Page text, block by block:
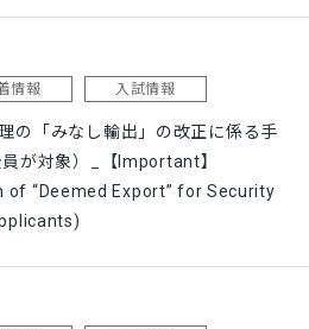
情報 入試情報
の「みなし輸出」の改正に係る手
が対象）_【Important】
of “Deemed Export” for Security